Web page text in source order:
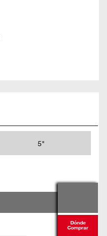
5"
Dónde
Comprar